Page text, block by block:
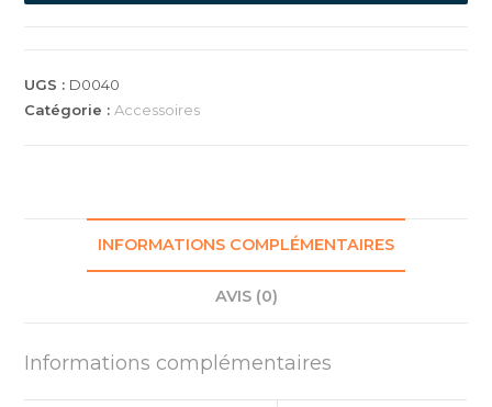
UGS : D0040
Catégorie : Accessoires
INFORMATIONS COMPLÉMENTAIRES
AVIS (0)
Informations complémentaires